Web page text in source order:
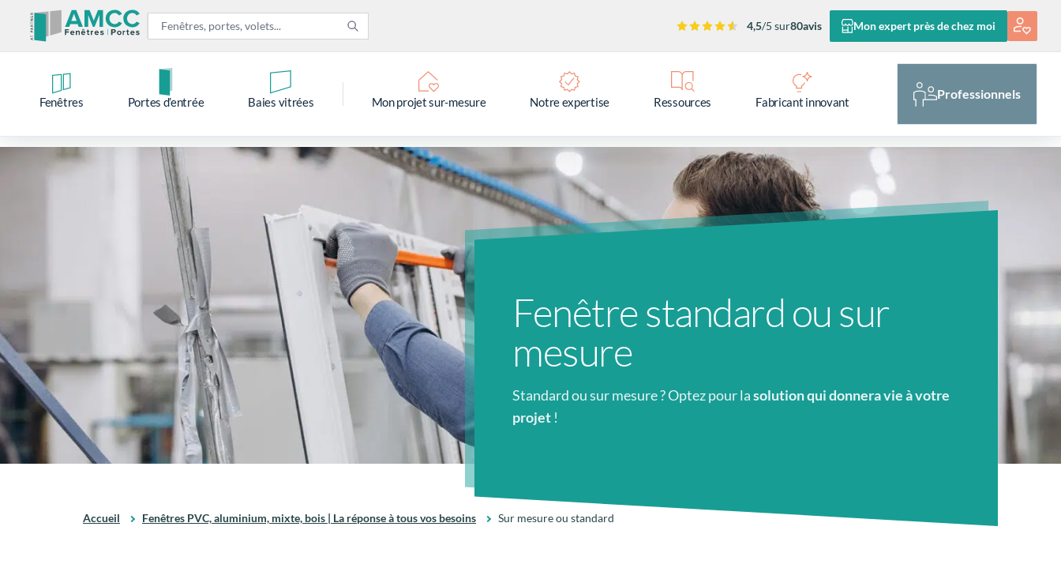
4,5/5 sur80avis Mon expert près de chez moi
Fenêtres Portes d’entrée Baies vitrées Mon projet sur-mesure Notre expertise Ressources Fabricant innovant
Professionnels
Fenêtre standard ou sur
mesure
Standard ou sur mesure ? Optez pour lasolution qui donnera vie à votre
projet !
Accueil Fenêtres PVC, aluminium, mixte, bois | La réponse à tous vos besoins Sur mesure ou standard